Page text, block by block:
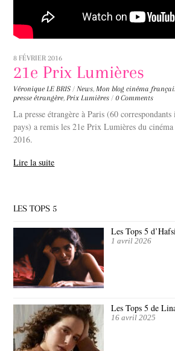
8 FÉVRIER 2016
21e Prix Lumières
Véronique LE BRIS / News,Mon blog cinéma
presse étrangère,Prix Lumières / 0 Comments
La presse étrangère à Paris (60 correspondants
pays) a remis les 21e Prix Lumières du
2016.
Lire la suite
LES TOPS 5
Les Tops 5
1 avril 2026
Les Tops 5 de
16 avril 2025